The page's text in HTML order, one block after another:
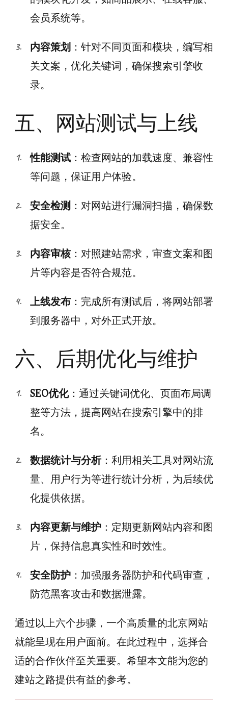
会员系统等。
内容策划 ：针对不同页面和模块，编写相
关文案，优化关键词，确保搜索引擎收
录。
五、网站测试与上线
性能测试 ：检查网站的加载速度、兼容性
等问题，保证用户体验。
安全检测 ：对网站进行漏洞扫描，确保数
据安全。
内容审核：对照建站需求，审查文案和图
片等内容是否符合规范。
上线发布 ：完成所有测试后，将网站部署
到服务器中，对外正式开放。
六、后期优化与维护
SEO优化：通过关键词优化、页面布局调
整等方法，提高网站在搜索引擎中的排
名。
数据统计与分析：利用相关工具对网站流
量、用户行为等进行统计分析，为后续优
化提供依据。
内容更新与维护 ：定期更新网站内容和图
片，保持信息真实性和时效性。
安全防护 ：加强服务器防护和代码审查，
防范黑客攻击和数据泄露。
通过以上六个步骤，一个高质量的北京网站
就能呈现在用户面前。在此过程中，选择合
适的合作伙伴至关重要。希望本文能为您的
建站之路提供有益的参考。